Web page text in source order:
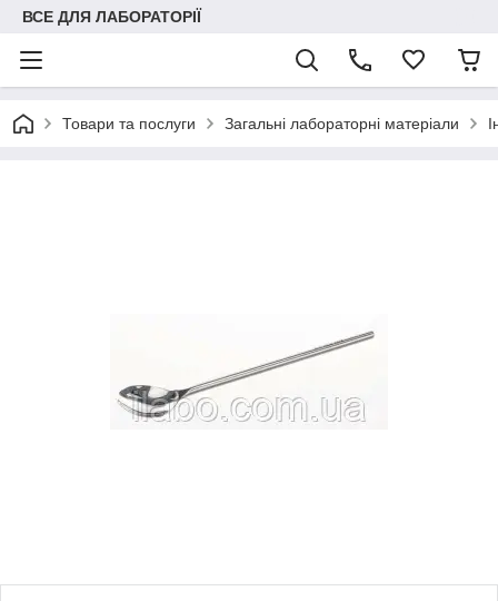
ВСЕ ДЛЯ ЛАБОРАТОРІЇ
Товари та послуги Загальні лабораторні матеріали